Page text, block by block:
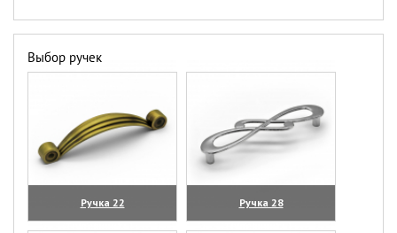
Выбор ручек
Ручка 22
(увеличить)
Ручка 28
(увеличить)